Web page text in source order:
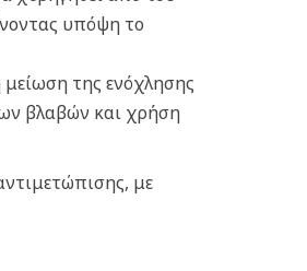
υπόψη το
της ενόχλησης
βλαβών και χρήση
με